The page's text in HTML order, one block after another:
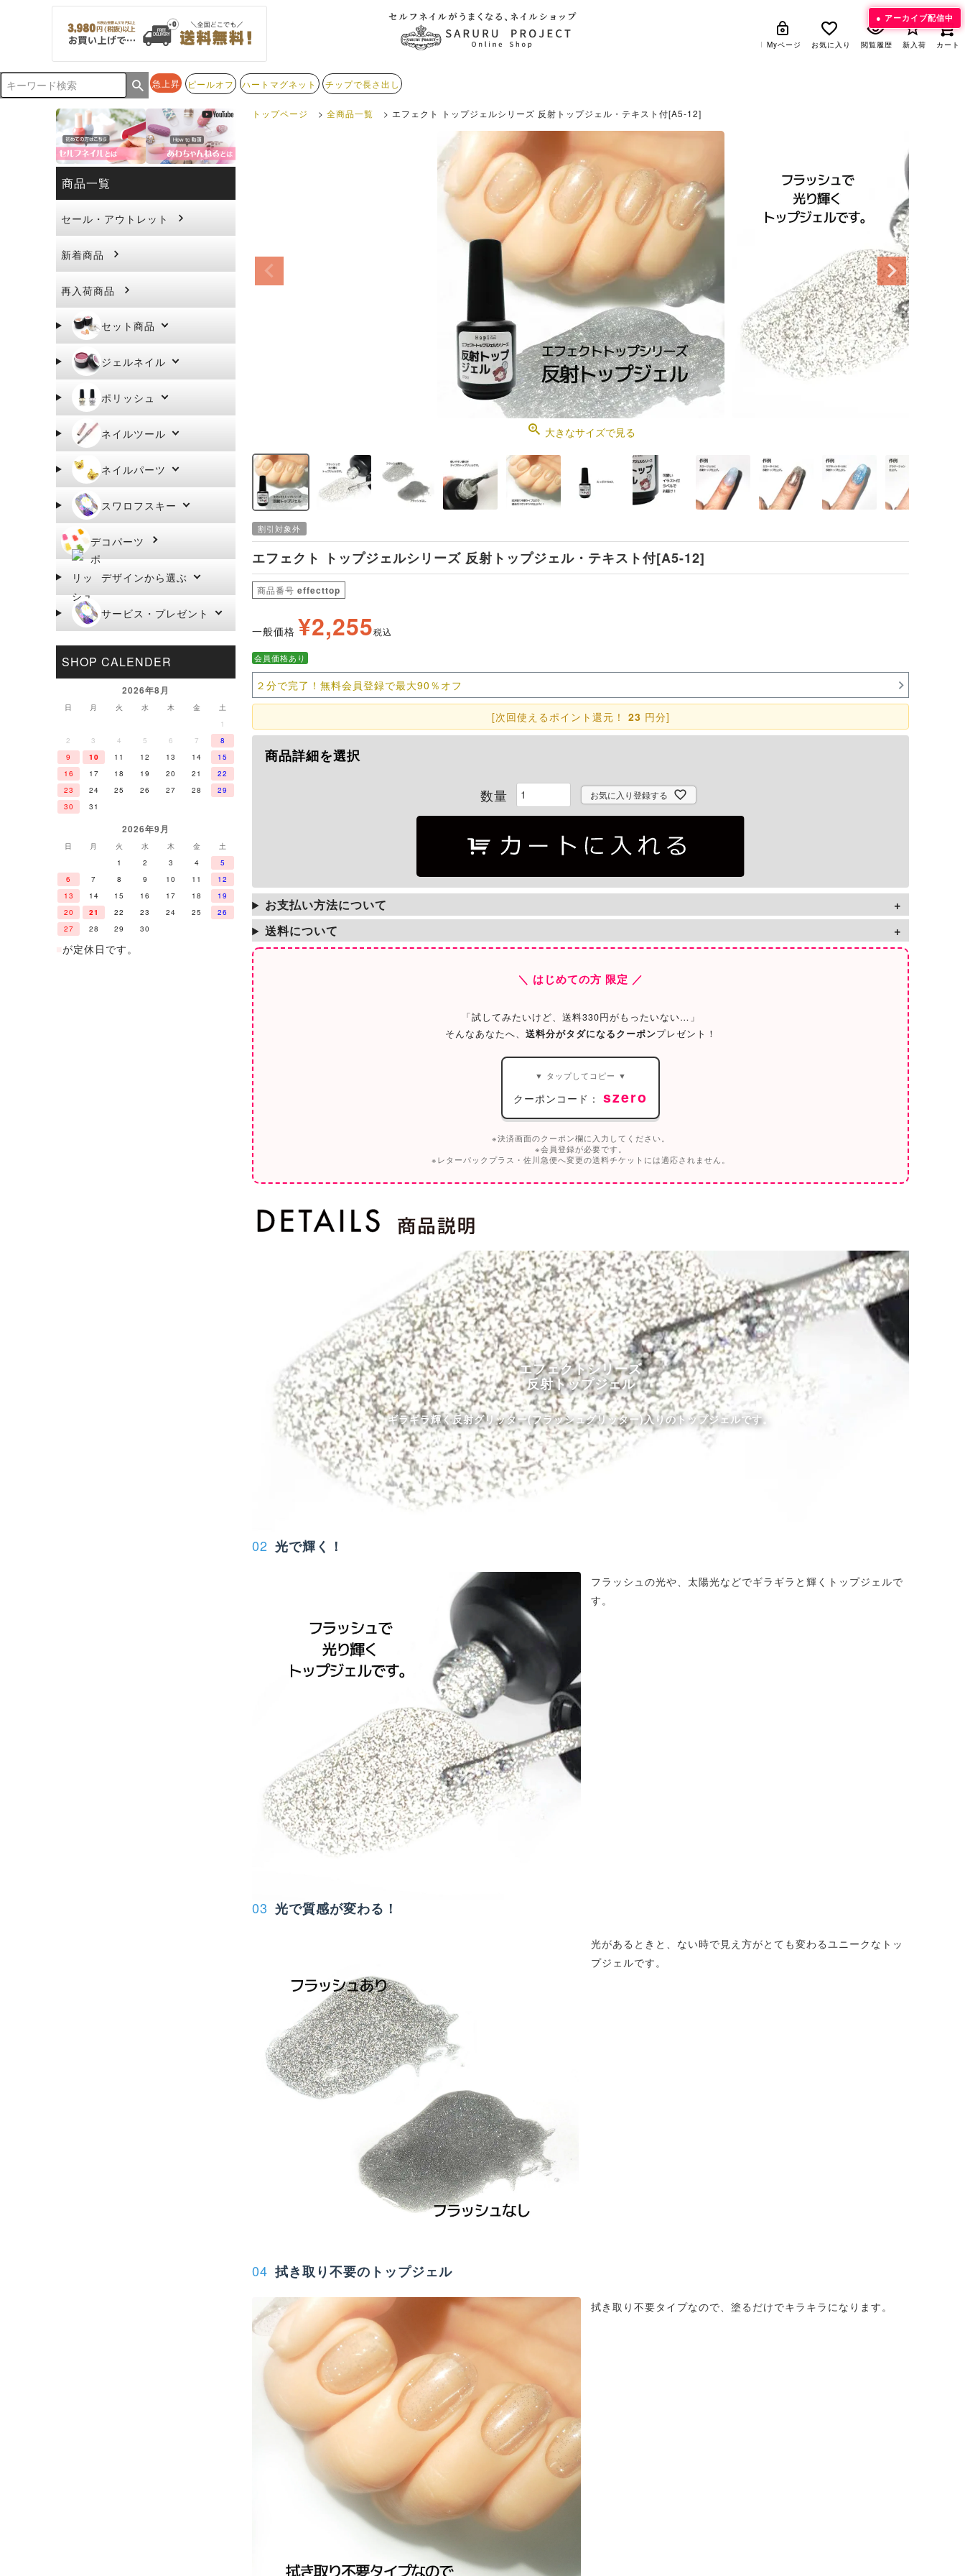
Myページ お気に入り 閲覧履歴 新入荷 カート
急上昇 ピールオフ ハートマグネット チップで長さ出し
Myページ お気に入り 閲覧履歴 新入荷 カート
アーカイブ配信中
商品一覧
セール・アウトレット
新着商品
再入荷商品
セット商品
ジェルネイル
ポリッシュ
ネイルツール
ネイルパーツ
スワロフスキー
デコパーツ
デザインから選ぶ
サービス・プレゼント
SHOP CALENDER
2026年8月
日 月 火 水 木 金
土
1
2
3 4 5 6 7
8
9
10 11 12 13 14
15
16
17 18 19 20 21
22
23
24 25 26 27 28
29
30
31
2026年9月
日 月 火 水 木 金
土
1
2 3 4
5
6
7 8 9 10 11
12
13
14 15 16 17 18
19
20
21 22 23 24 25
26
27
28 29 30
が定休日です。
トップページ 全商品一覧 エフェクト トップジェルシリーズ 反射トップジェル・テキスト付[A5-12]
大きなサイズで見る
割引対象外
エフェクト トップジェルシリーズ 反射トップジェル・テキスト付[A5-12]
商品番号 effecttop
一般価格 ¥2,255税込
会員価格あり
２分で完了！無料会員登録で最大90％オフ
[次回使えるポイント還元！ 23 円分]
商品詳細を選択
お気に入り登録する
お支払い方法について
送料について
＼ はじめての方 限定 ／
「試してみたいけど、送料330円がもったいない…」
そんなあなたへ、 送料分がタダになるクーポンプレゼント！
▼ タップしてコピー ▼
クーポンコード： szero
※決済画面のクーポン欄に入力してください。
※会員登録が必要です。
※レターパックプラス・佐川急便へ変更の送料チケットには適応されません。
エフェクトシリーズ
反射トップジェル
ギラギラ輝く反射グリッター(フラッシュグリッター)入りのトップジェルです。
02 光で輝く！
フラッシュの光や、太陽光などでギラギラと輝くトップジェルで
す。
03 光で質感が変わる！
光があるときと、ない時で見え方がとても変わるユニークなトッ
プジェルです。
04 拭き取り不要のトップジェル
拭き取り不要タイプなので、塗るだけでキラキラになります。